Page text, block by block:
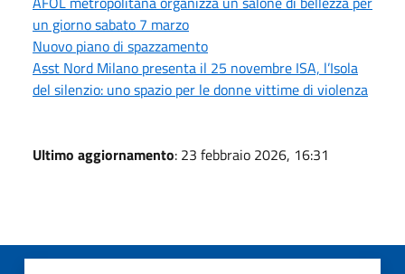
un giorno sabato 7 marzo
Nuovo piano di spazzamento
Asst Nord Milano presenta il 25 novembre ISA, l’Isola
del silenzio: uno spazio per le donne vittime di violenza
Ultimo aggiornamento: 23 febbraio 2026, 16:31